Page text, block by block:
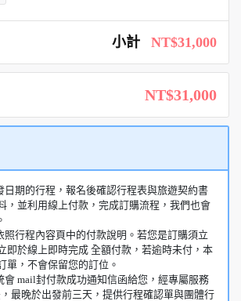
小計 NT$31,000
NT$31,000
日期的行程，報名後確認行程表與旅遊契約書
，並利用線上付款，完成訂購流程，我們也會
照行程內容頁中的付款說明。若您是訂購須立
即於線上即時完成 全額付款，若逾時未付，本
單，不會保留您的訂位。
會 mail封付款成功通知信函給您，經專屬服務
最晚於出發前三天，提供行程確認單與團體行